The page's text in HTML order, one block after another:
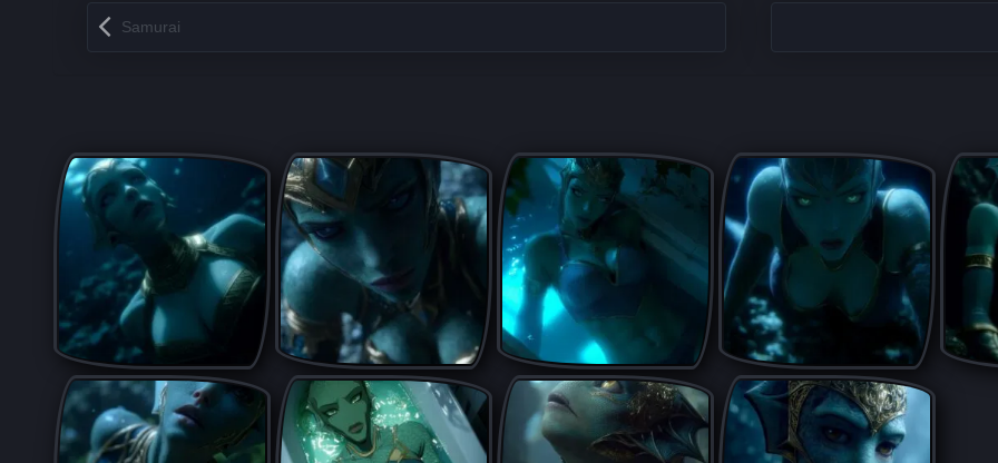
Запись навигация
Samurai